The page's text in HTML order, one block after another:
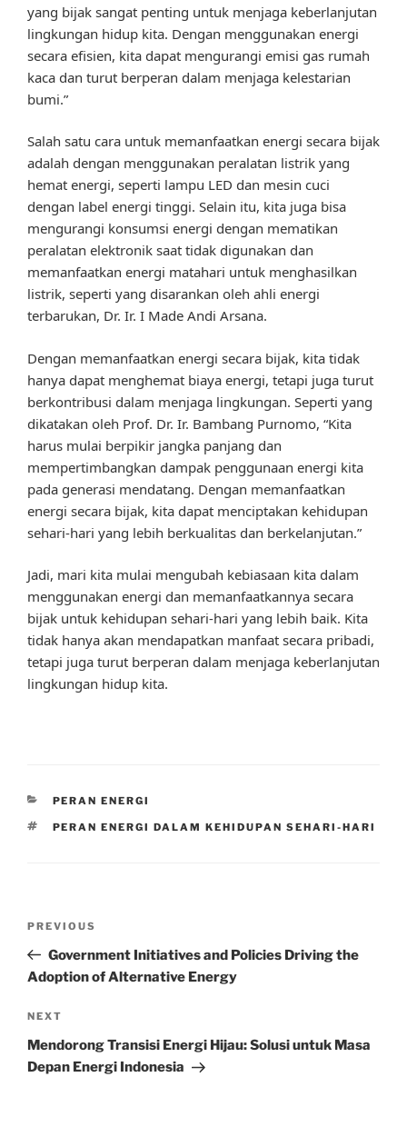
yang bijak sangat penting untuk menjaga keberlanjutan
lingkungan hidup kita. Dengan menggunakan energi
secara efisien, kita dapat mengurangi emisi gas rumah
kaca dan turut berperan dalam menjaga kelestarian
bumi.”
Salah satu cara untuk memanfaatkan energi secara bijak
adalah dengan menggunakan peralatan listrik yang
hemat energi, seperti lampu LED dan mesin cuci
dengan label energi tinggi. Selain itu, kita juga bisa
mengurangi konsumsi energi dengan mematikan
peralatan elektronik saat tidak digunakan dan
memanfaatkan energi matahari untuk menghasilkan
listrik, seperti yang disarankan oleh ahli energi
terbarukan, Dr. Ir. I Made Andi Arsana.
Dengan memanfaatkan energi secara bijak, kita tidak
hanya dapat menghemat biaya energi, tetapi juga turut
berkontribusi dalam menjaga lingkungan. Seperti yang
dikatakan oleh Prof. Dr. Ir. Bambang Purnomo, “Kita
harus mulai berpikir jangka panjang dan
mempertimbangkan dampak penggunaan energi kita
pada generasi mendatang. Dengan memanfaatkan
energi secara bijak, kita dapat menciptakan kehidupan
sehari-hari yang lebih berkualitas dan berkelanjutan.”
Jadi, mari kita mulai mengubah kebiasaan kita dalam
menggunakan energi dan memanfaatkannya secara
bijak untuk kehidupan sehari-hari yang lebih baik. Kita
tidak hanya akan mendapatkan manfaat secara pribadi,
tetapi juga turut berperan dalam menjaga keberlanjutan
lingkungan hidup kita.
CATEGORIES
PERAN ENERGI
TAGS
PERAN ENERGI DALAM KEHIDUPAN SEHARI-HARI
Previous
Post
PREVIOUS
Government Initiatives and Policies Driving the
Adoption of Alternative Energy
Next
Post
NEXT
Mendorong Transisi Energi Hijau: Solusi untuk Masa
Depan Energi Indonesia